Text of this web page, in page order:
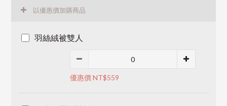
以優惠價加購商品
羽絲絨被雙人
優惠價 NT$559